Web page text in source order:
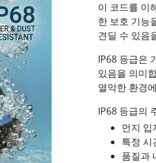
이 코드를 이
한 보호 기능
견딜 수 있음
IP68 등급은
있음을 의미
열악한 환경
IP68 등급의
먼지
특정 시
품질과